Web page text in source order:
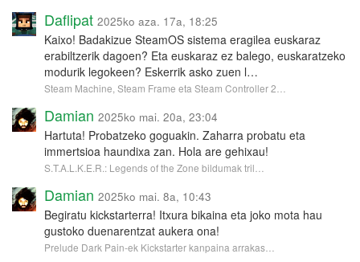
Daflipat 2025ko aza. 17a, 18:25
Kaixo! Badakizue SteamOS sistema eragilea euskaraz
erabiltzerik dagoen? Eta euskaraz ez balego, euskaratzeko
modurik legokeen? Eskerrik asko zuen l…
Steam Machine, Steam Frame eta Steam Controller 2…
Damian 2025ko mai. 20a, 23:04
Hartuta! Probatzeko goguakin. Zaharra probatu eta
immertsioa haundixa zan. Hola are gehixau!
S.T.A.L.K.E.R.: Legends of the Zone bildumak tril…
Damian 2025ko mai. 8a, 10:43
Begiratu kickstarterra! Itxura bikaina eta joko mota hau
gustoko duenarentzat aukera ona!
Prelude Dark Pain-ek Kickstarter kanpaina arrakas…